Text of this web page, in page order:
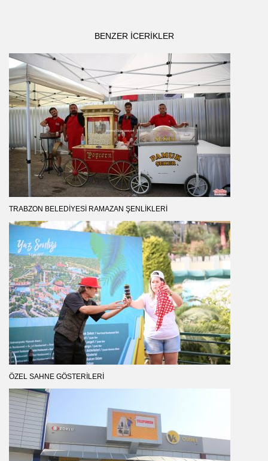
BENZER ICERIKLER
TRABZON BELEDIYESI RAMAZAN ŞENLIKLERI
ÖZEL SAHNE GÖSTERILERI